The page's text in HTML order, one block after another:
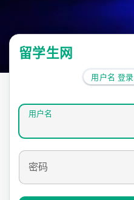
留学生网
用户名 登录
用户名
密码